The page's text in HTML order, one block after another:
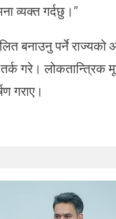
व्यक्त गर्दछु।”
बनाउनु पर्ने
गरे। लोकतान्त्रिक
गराए।